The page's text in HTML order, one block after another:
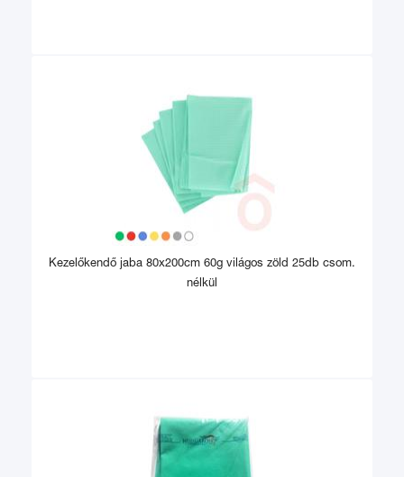
Kezelőkendő jaba 80x200cm 60g világos zöld 25db csom.
nélkül